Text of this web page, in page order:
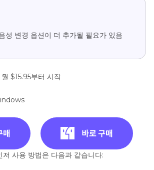
성 변경 옵션이 더 추가될 필요가 있음
$15.95부터 시작
사용 방법은 다음과 같습니다: